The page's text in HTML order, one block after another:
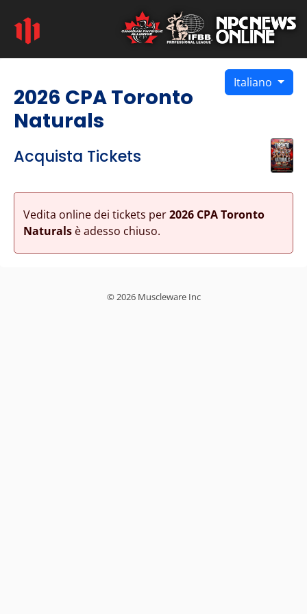
Italiano
2026 CPA Toronto
Naturals
Acquista Tickets
Vedita online dei tickets per2026 CPA Toronto
Naturalsè adesso chiuso.
© 2026 Muscleware Inc